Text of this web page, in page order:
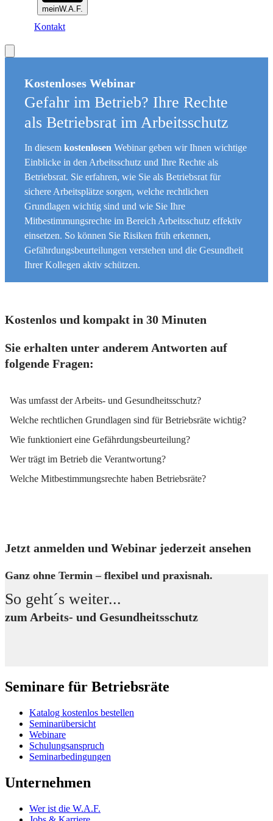
meinW.A.F.
Kontakt
Kostenloses Webinar
Gefahr im Betrieb? Ihre Rechte
als Betriebsrat im Arbeitsschutz
In diesem kostenlosen Webinar geben wir Ihnen wichtige
Einblicke in den Arbeitsschutz und Ihre Rechte als
Betriebsrat. Sie erfahren, wie Sie als Betriebsrat für
sichere Arbeitsplätze sorgen, welche rechtlichen
Grundlagen wichtig sind und wie Sie Ihre
Mitbestimmungsrechte im Bereich Arbeitsschutz effektiv
einsetzen. So können Sie Risiken früh erkennen,
Gefährdungsbeurteilungen verstehen und die Gesundheit
Ihrer Kollegen aktiv schützen.
Kostenlos und kompakt in 30 Minuten
Sie erhalten unter anderem Antworten auf
folgende Fragen:
Was umfasst der Arbeits- und Gesundheitsschutz?
Welche rechtlichen Grundlagen sind für Betriebsräte wichtig?
Wie funktioniert eine Gefährdungsbeurteilung?
Wer trägt im Betrieb die Verantwortung?
Welche Mitbestimmungsrechte haben Betriebsräte?
Jetzt anmelden und Webinar jederzeit ansehen
Ganz ohne Termin – flexibel und praxisnah.
So geht´s weiter...
zum Arbeits- und Gesundheitsschutz
Seminare für Betriebsräte
Katalog kostenlos bestellen
Seminarübersicht
Webinare
Schulungsanspruch
Seminarbedingungen
Unternehmen
Wer ist die W.A.F.